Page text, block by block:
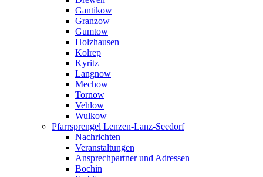
Gantikow
Granzow
Gumtow
Holzhausen
Kolrep
Kyritz
Langnow
Mechow
Tornow
Vehlow
Wulkow
Pfarrsprengel Lenzen-Lanz-Seedorf
Nachrichten
Veranstaltungen
Ansprechpartner und Adressen
Bochin